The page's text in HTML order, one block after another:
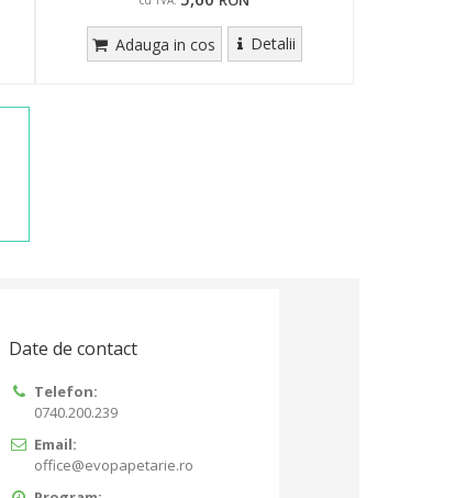
Adauga in cos Detalii
Date de contact
Telefon:
0740.200.239
Email:
office@evopapetarie.ro